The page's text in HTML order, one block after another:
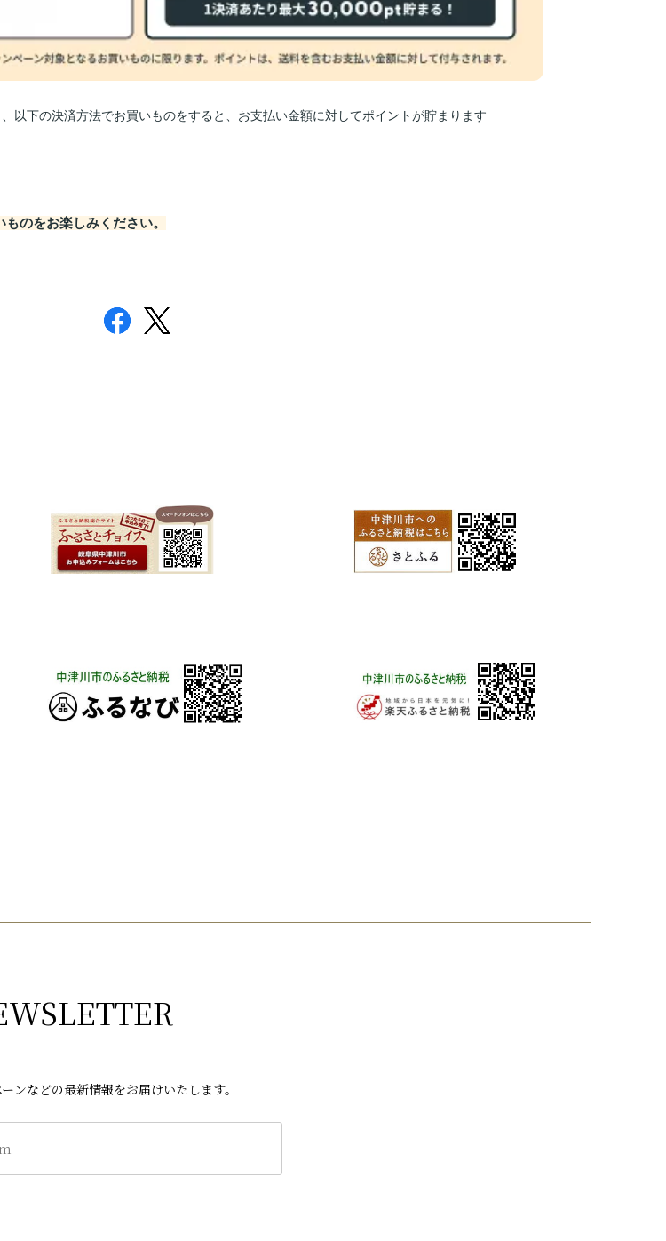
以下の決済方法でお買いものをすると、お支払い金額に対してポイントが貯まります
ものをお楽しみください。
ンなどの最新情報をお届けいたします。